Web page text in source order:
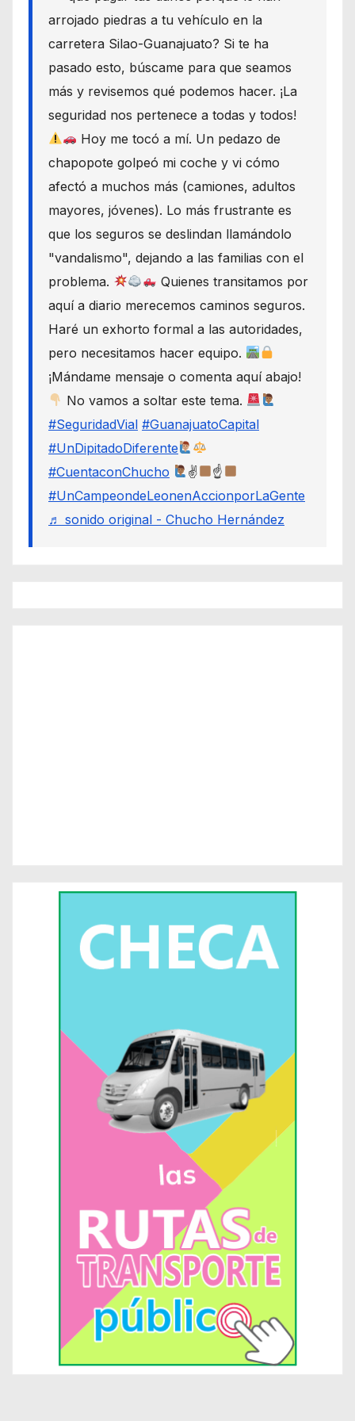
arrojado piedras a tu vehículo en la
carretera Silao-Guanajuato? Si te ha
pasado esto, búscame para que seamos
más y revisemos qué podemos hacer. ¡La
seguridad nos pertenece a todas y todos!
Hoy me tocó a mí. Un pedazo de
chapopote golpeó mi coche y vi cómo
afectó a muchos más (camiones, adultos
mayores, jóvenes). Lo más frustrante es
que los seguros se deslindan llamándolo
"vandalismo", dejando a las familias con el
problema.
Quienes transitamos por
aquí a diario merecemos caminos seguros.
Haré un exhorto formal a las autoridades,
pero necesitamos hacer equipo.
¡Mándame mensaje o comenta aquí abajo!
No vamos a soltar este tema.
#SeguridadVial #GuanajuatoCapital
#UnDipitadoDiferente
#CuentaconChucho
✌
☝
#UnCampeondeLeonenAccionporLaGente
♬ sonido original - Chucho Hernández